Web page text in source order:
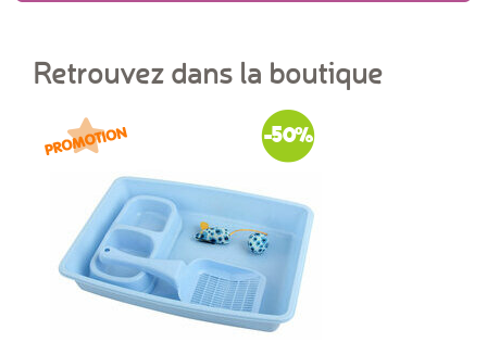
Retrouvez dans la boutique
-50%